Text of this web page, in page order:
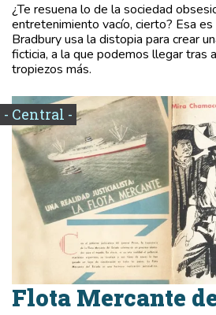
¿Te resuena lo de la sociedad
entretenimiento vacío, cierto? Esa es
Bradbury usa la distopia para crear
ficticia, a la que podemos llegar tras
tropiezos más.
- Central -
Flota Mercante